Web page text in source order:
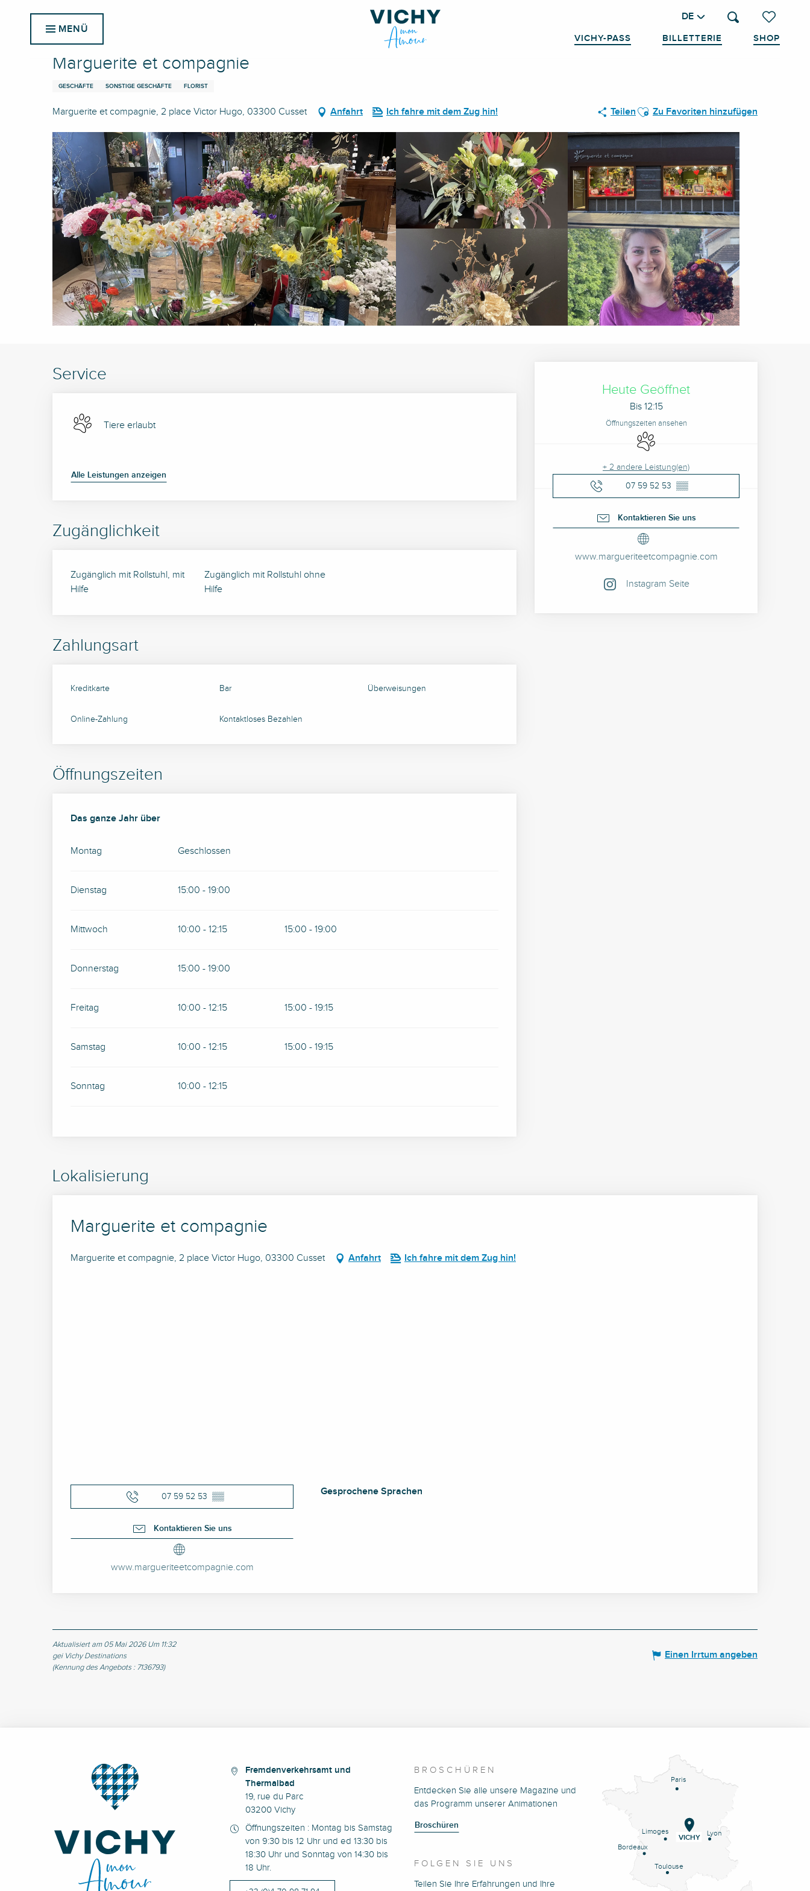
Voir les
Suche
DE
VICHY-PASS BILLETTERIE SHOP
MENÜ
Startseite Marguerite et compagnie
Marguerite et compagnie
GESCHÄFTE SONSTIGE GESCHÄFTE FLORIST
Marguerite et compagnie, 2 place Victor Hugo, 03300 Cusset Anfahrt Ich fahre mit dem Zug hin! Teilen Ajouter aux favoris
Zu Favoriten hinzufügen
Öffnungszeiten &
Heute Geöffnet
Bis 12:15
Öffnungszeiten ansehen
Tiere erlaubt
+ 2 andere Leistung(en)
07 59 52 53 ▒▒
Kontaktieren Sie uns
www.margueriteetcompagnie.com
Instagram Seite
Service
Tiere erlaubt
Alle Leistungen anzeigen
Zugänglichkeit
Zugänglich mit Rollstuhl, mit
Hilfe
Zugänglich mit Rollstuhl ohne
Hilfe
Zahlungsart
Kreditkarte Bar Überweisungen
Online-Zahlung Kontaktloses Bezahlen
Öffnungszeiten
Das ganze Jahr über
Das ganze Jahr über
Montag Geschlossen
Dienstag 15:00 - 19:00
Mittwoch 10:00 - 12:15 15:00 - 19:00
Donnerstag 15:00 - 19:00
Freitag 10:00 - 12:15 15:00 - 19:15
Samstag 10:00 - 12:15 15:00 - 19:15
Sonntag 10:00 - 12:15
Lokalisierung
Marguerite et compagnie
Marguerite et compagnie, 2 place Victor Hugo, 03300 Cusset Anfahrt Ich fahre mit dem Zug hin!
07 59 52 53 ▒▒
Kontaktieren Sie uns
www.margueriteetcompagnie.com
Gesprochene Sprachen
Gesprochene Sprachen
Aktualisiert am 05 Mai 2026 Um 11:32
gei Vichy Destinations
(Kennung des Angebots : 7136793)
Einen Irrtum angeben
Fremdenverkehrsamt und
Thermalbad
19, rue du Parc
03200 Vichy
Öffnungszeiten : Montag bis Samstag
von 9:30 bis 12 Uhr und ed 13:30 bis
18:30 Uhr und Sonntag von 14:30 bis
18 Uhr.
BROSCHÜREN
Entdecken Sie alle unsere Magazine und
das Programm unserer Animationen
Broschüren
FOLGEN SIE UNS
Teilen Sie Ihre Erfahrungen und Ihre
Paris
Lyon
Limoges
Bordeaux
Toulouse
VICHY